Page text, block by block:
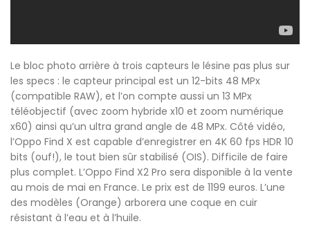
Le bloc photo arrière à trois capteurs le lésine pas plus sur
les specs : le capteur principal est un 12-bits 48 MPx
(compatible RAW), et l’on compte aussi un 13 MPx
téléobjectif (avec zoom hybride x10 et zoom numérique
x60) ainsi qu’un ultra grand angle de 48 MPx. Côté vidéo,
l’Oppo Find X est capable d’enregistrer en 4K 60 fps HDR 10
bits (ouf!), le tout bien sûr stabilisé (OIS). Difficile de faire
plus complet. L’Oppo Find X2 Pro sera disponible à la vente
au mois de mai en France. Le prix est de 1199 euros. L’une
des modèles (Orange) arborera une coque en cuir
résistant à l’eau et à l’huile.